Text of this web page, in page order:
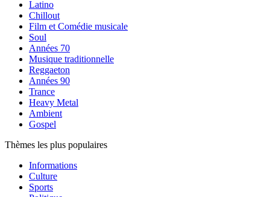
Latino
Chillout
Film et Comédie musicale
Soul
Années 70
Musique traditionnelle
Reggaeton
Années 90
Trance
Heavy Metal
Ambient
Gospel
Thèmes les plus populaires
Informations
Culture
Sports